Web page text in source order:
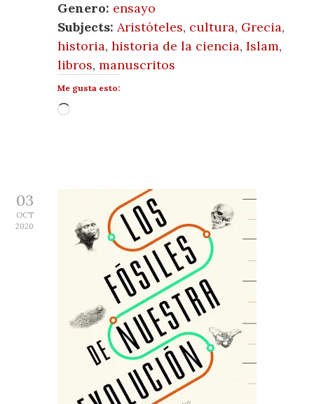
Genero: ensayo
Subjects: Aristóteles, cultura, Grecia,
historia,historia de la ciencia,Islam,
libros,manuscritos
Me gusta esto:
Cargando...
03
OCT
2020